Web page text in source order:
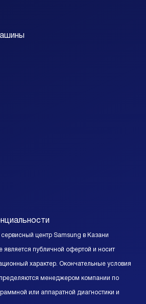
центр Samsung в Казани
публичной офертой и носит
характер. Окончательные условия
менеджером компании по
или аппаратной диагностики и